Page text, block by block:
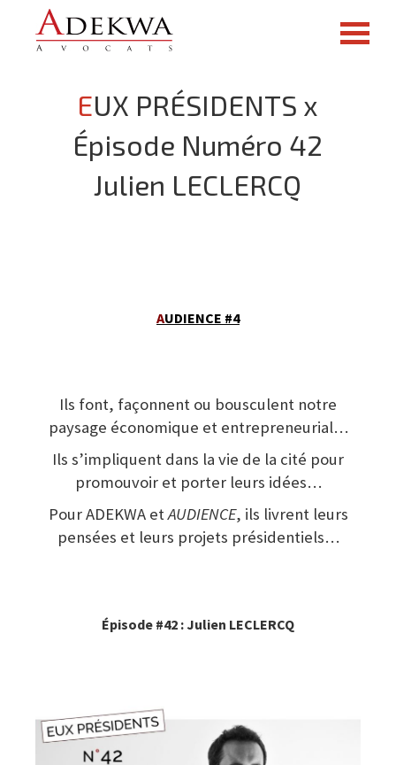
EUX PRÉSIDENTS x
Épisode Numéro 42
Julien LECLERCQ
AUDIENCE #4
Ils font, façonnent ou bousculent notre
paysage économique et entrepreneurial…
Ils s’impliquent dans la vie de la cité pour
promouvoir et porter leurs idées…
Pour ADEKWA etAUDIENCE, ils livrent leurs
pensées et leurs projets présidentiels…
Épisode #42 : Julien LECLERCQ